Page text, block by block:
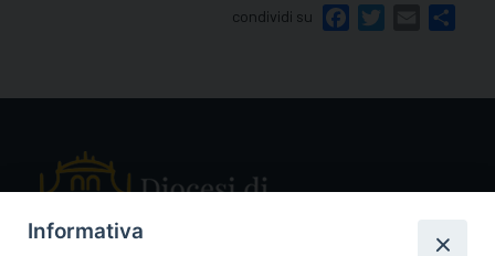
condividi su FacebookTwitterEmail
Informativa